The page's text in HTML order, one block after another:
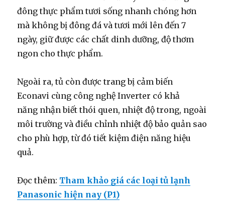
đông thực phẩm tươi sống nhanh chóng hơn
mà không bị đông đá và tươi mới lên đến 7
ngày, giữ được các chất dinh dưỡng, độ thơm
ngon cho thực phẩm.
Ngoài ra, tủ còn được trang bị cảm biến
Econavi cùng công nghệ Inverter có khả
năng nhận biết thói quen, nhiệt độ trong, ngoài
môi trường và điều chỉnh nhiệt độ bảo quản sao
cho phù hợp, từ đó tiết kiệm điện năng hiệu
quả.
Đọc thêm: Tham khảo giá các loại tủ lạnh
Panasonic hiện nay (P1)